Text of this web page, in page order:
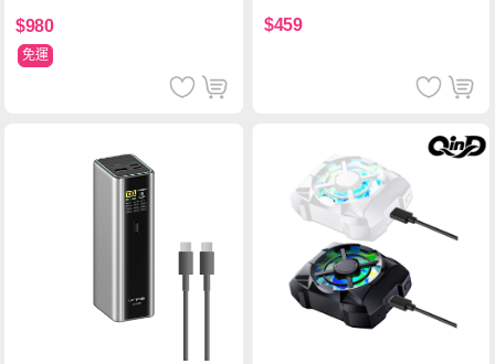
$980
免運
$459